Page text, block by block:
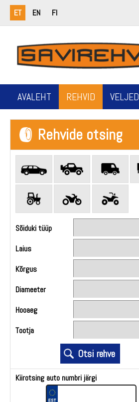
ET EN FI
AVALEHT REHVID VELJED
Rehvide otsing
Sõiduki tüüp
Laius
Kõrgus
Diameeter
Hooaeg
Tootja
Kiirotsing auto numbri järgi